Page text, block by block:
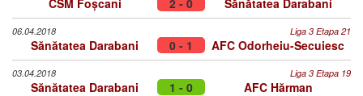
06.04.2018 Liga 3 Etapa 21
Sănătatea Darabani 0 - 1 AFC Odorheiu-Secuiesc
03.04.2018 Liga 3 Etapa 19
Sănătatea Darabani 1 - 0 AFC Hărman